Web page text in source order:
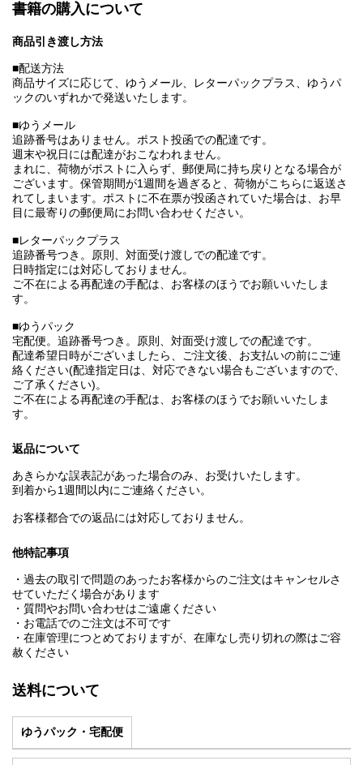
書籍の購入について
商品引き渡し方法
■配送方法
商品サイズに応じて、ゆうメール、レターパックプラス、ゆうパ
ックのいずれかで発送いたします。
■ゆうメール
追跡番号はありません。ポスト投函での配達です。
週末や祝日には配達がおこなわれません。
まれに、荷物がポストに入らず、郵便局に持ち戻りとなる場合が
ございます。保管期間が1週間を過ぎると、荷物がこちらに返送さ
れてしまいます。ポストに不在票が投函されていた場合は、お早
目に最寄りの郵便局にお問い合わせください。
■レターパックプラス
追跡番号つき。原則、対面受け渡しでの配達です。
日時指定には対応しておりません。
ご不在による再配達の手配は、お客様のほうでお願いいたしま
す。
■ゆうパック
宅配便。追跡番号つき。原則、対面受け渡しでの配達です。
配達希望日時がございましたら、ご注文後、お支払いの前にご連
絡ください(配達指定日は、対応できない場合もございますので、
ご了承ください)。
ご不在による再配達の手配は、お客様のほうでお願いいたしま
す。
返品について
あきらかな誤表記があった場合のみ、お受けいたします。
到着から1週間以内にご連絡ください。
お客様都合での返品には対応しておりません。
他特記事項
・過去の取引で問題のあったお客様からのご注文はキャンセルさ
せていただく場合があります
・質問やお問い合わせはご遠慮ください
・お電話でのご注文は不可です
・在庫管理につとめておりますが、在庫なし売り切れの際はご容
赦ください
送料について
ゆうパック・宅配便